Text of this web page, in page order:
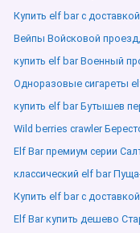
Купить elf bar с
Вейпы Войсковой
купить elf bar Военный
Одноразовые сигареты
купить elf bar Бутышев
Wild berries crawler
Elf Bar премиум серии
классический elf bar
Купить elf bar с
Elf Bar купить дешево